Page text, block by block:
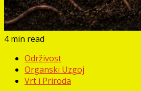
4 min read
Održivost
Organski Uzgoj
Vrt i Priroda